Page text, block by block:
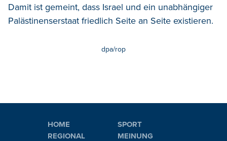
Damit ist gemeint, dass Israel und ein unabhängiger
Palästinenserstaat friedlich Seite an Seite existieren.
dpa/rop
HOME
REGIONAL
SPORT
MEINUNG